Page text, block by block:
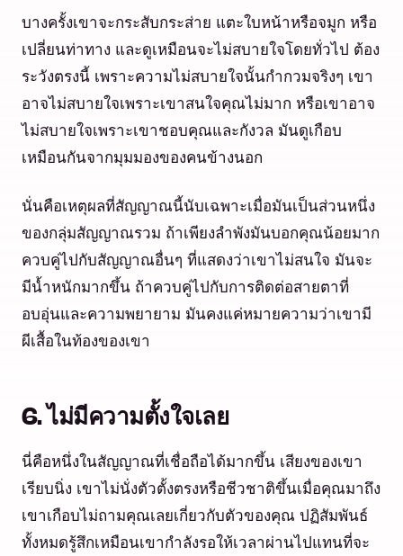
บางครั้งเขาจะกระสับกระส่าย แตะใบหน้าหรือจมูก หรือ
เปลี่ยนท่าทาง และดูเหมือนจะไม่สบายใจโดยทั่วไป ต้อง
ระวังตรงนี้ เพราะความไม่สบายใจนั้นกำกวมจริงๆ เขา
อาจไม่สบายใจเพราะเขาสนใจคุณไม่มาก หรือเขาอาจ
ไม่สบายใจเพราะเขาชอบคุณและกังวล มันดูเกือบ
เหมือนกันจากมุมมองของคนข้างนอก
นั่นคือเหตุผลที่สัญญาณนี้นับเฉพาะเมื่อมันเป็นส่วนหนึ่ง
ของกลุ่มสัญญาณรวม ถ้าเพียงลำพังมันบอกคุณน้อยมาก
ควบคู่ไปกับสัญญาณอื่นๆ ที่แสดงว่าเขาไม่สนใจ มันจะ
มีน้ำหนักมากขึ้น ถ้าควบคู่ไปกับการติดต่อสายตาที่
อบอุ่นและความพยายาม มันคงแค่หมายความว่าเขามี
ผีเสื้อในท้องของเขา
6. ไม่มีความตั้งใจเลย
นี่คือหนึ่งในสัญญาณที่เชื่อถือได้มากขึ้น เสียงของเขา
เรียบนิ่ง เขาไม่นั่งตัวตั้งตรงหรือชีวชาติขึ้นเมื่อคุณมาถึง
เขาเกือบไม่ถามคุณเลยเกี่ยวกับตัวของคุณ ปฏิสัมพันธ์
ทั้งหมดรู้สึกเหมือนเขากำลังรอให้เวลาผ่านไปแทนที่จะ